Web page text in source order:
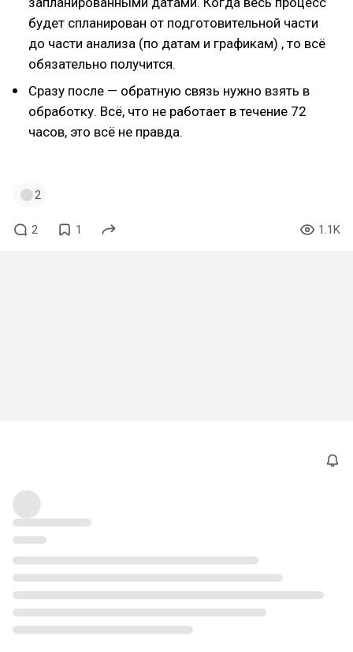
будет спланирован от подготовительной части
до части анализа (по датам и графикам) , то всё
обязательно получится.
Сразу после — обратную связь нужно взять в
обработку. Всё, что не работает в течение 72
часов, это всё не правда.
2
2 1 1.1K